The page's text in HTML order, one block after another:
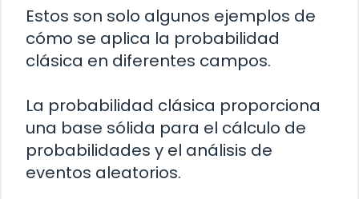
Estos son solo algunos ejemplos de
cómo se aplica la probabilidad
clásica en diferentes campos.
La probabilidad clásica proporciona
una base sólida para el cálculo de
probabilidades y el análisis de
eventos aleatorios.